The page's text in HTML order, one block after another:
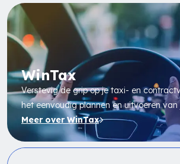
WinTax
Verstevig de grip op je taxi- en
het eenvoudig plannen en uitvoeren van
Meer over WinTax